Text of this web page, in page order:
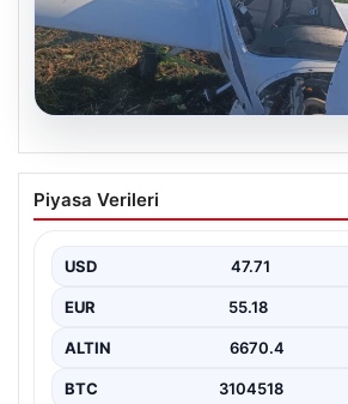
06.08.2026
Uçak sert iniş yaptı: Pilot
Piyasa Verileri
USD 47.71
EUR 55.18
ALTIN 6670.4
BTC 3104518